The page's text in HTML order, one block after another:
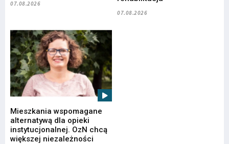
07.08.2026
07.08.2026
Mieszkania wspomagane
alternatywą dla opieki
instytucjonalnej. OzN chcą
większej niezależności